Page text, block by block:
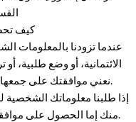
القسم 2 -
كيف
عندما تزودنا بالمعلومات
الائتمانية، أو وضع طلبية،
نعني موافقتك على جمعها واستخدامها لهذا السبب المحدد فقط.
إذا طلبنا معلوماتك
منك إما الحصول على موافقتك المباشرة، أو تزويدك بفرصة للرفض.